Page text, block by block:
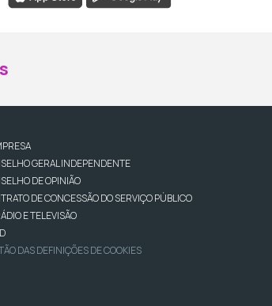
GERAL INDEPENDENTE
DE OPINIÃO
DE CONCESSÃO DO SERVIÇO PÚBLICO
E TELEVISÃO
DAS DEFINIÇÕES DE COOKIES